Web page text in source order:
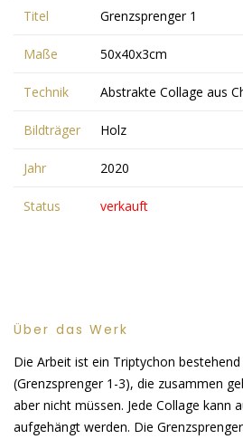
Titel Grenzsprenger 1
Maße 50x40x3cm
Technik Abstrakte Collage aus
Bildträger Holz
Jahr 2020
Status verkauft
Über das Werk
Die Arbeit ist ein Triptychon
(Grenzsprenger 1-3), die zusammen
aber nicht müssen. Jede Collage kann
aufgehängt werden. Die